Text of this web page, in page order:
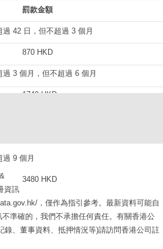
罰款金額
42 日，但不超過 3 個月
870 HKD
3 個月，但不超過 6 個月
1740 HKD
9 個月
3480 HKD
資訊
，僅作為指引參考。最新資料可能自
準確的，我們不承擔任何責任。有關香港公
錄、董事資料、抵押情況等)請訪問香港公司註